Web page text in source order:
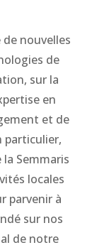
de nouvelles
de
sur la
en
et de
particulier,
Semmaris
locales
parvenir à
sur nos
de notre